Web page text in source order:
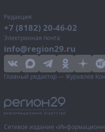
Редакция
+7 (8182) 20-46-02
Электронная почта
info@region29.ru
Главный редактор — Журавлёв
Сетевое издание